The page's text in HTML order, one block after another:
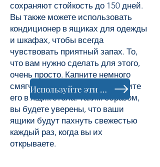
сохраняют стойкость до 150 дней.
Вы также можете использовать
кондиционер в ящиках для одежды
и шкафах, чтобы всегда
чувствовать приятный запах. То,
что вам нужно сделать для этого,
очень просто. Капните немного
смягчителя на хлопок и положите
его в ящик стола. Таким образом,
вы будете уверены, что ваши
ящики будут пахнуть свежестью
каждый раз, когда вы их
открываете.
Используйте эти продукты